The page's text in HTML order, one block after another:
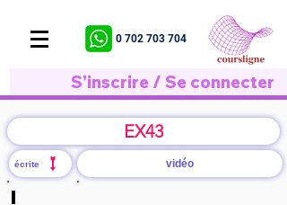
0 702 703 704
S'inscrire / Se connecter
EX43
écrite vidéo